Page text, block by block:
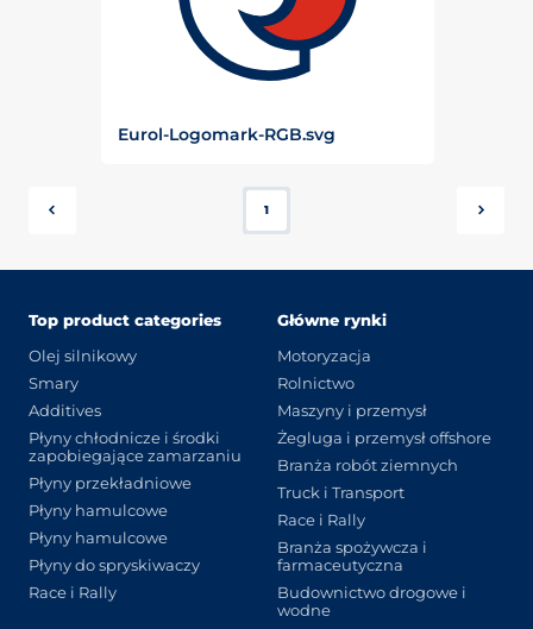
Eurol-Logomark-RGB.svg
1
Top product categories
Olej silnikowy
Smary
Additives
Płyny chłodnicze i środki
zapobiegające zamarzaniu
Płyny przekładniowe
Płyny hamulcowe
Płyny hamulcowe
Płyny do spryskiwaczy
Race i Rally
Główne rynki
Motoryzacja
Rolnictwo
Maszyny i przemysł
Żegluga i przemysł offshore
Branża robót ziemnych
Truck i Transport
Race i Rally
Branża spożywcza i
farmaceutyczna
Budownictwo drogowe i
wodne